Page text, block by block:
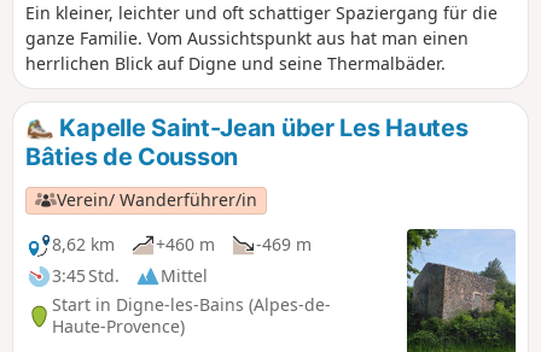
Ein kleiner, leichter und oft schattiger Spaziergang für die
ganze Familie. Vom Aussichtspunkt aus hat man einen
herrlichen Blick auf Digne und seine Thermalbäder.
Kapelle Saint-Jean über Les Hautes
Bâties de Cousson
Verein/ Wanderführer/in
8,62 km
+460 m
-469 m
3:45 Std.
Mittel
Start in Digne-les-Bains (Alpes-de-
Haute-Provence)